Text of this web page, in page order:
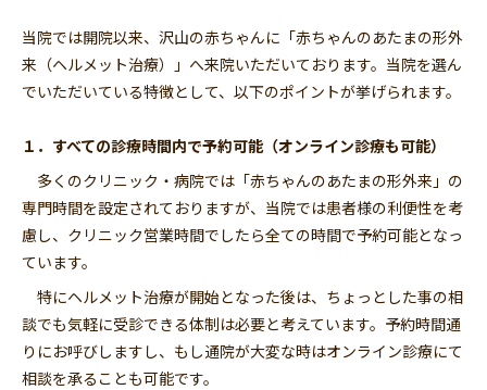
当院では開院以来、沢山の赤ちゃんに「赤ちゃんのあたまの形外
来（ヘルメット治療）」へ来院いただいております。当院を選ん
でいただいている特徴として、以下のポイントが挙げられます。
１．すべての診療時間内で予約可能（オンライン診療も可能）
多くのクリニック・病院では「赤ちゃんのあたまの形外来」の
専門時間を設定されておりますが、当院では患者様の利便性を考
慮し、クリニック営業時間でしたら全ての時間で予約可能となっ
ています。
特にヘルメット治療が開始となった後は、ちょっとした事の相
談でも気軽に受診できる体制は必要と考えています。予約時間通
りにお呼びしますし、もし通院が大変な時はオンライン診療にて
相談を承ることも可能です。